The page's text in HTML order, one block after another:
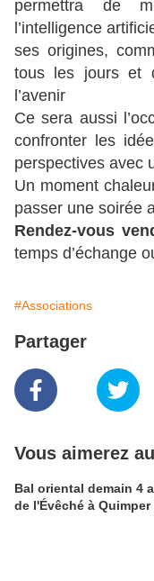
permettra de
l’intelligence
ses origines,
tous les jours et
l’avenir
Ce sera aussi
confronter les
perspectives avec
Un moment
passer une soirée
Rendez-vous
temps d’échange
#Associations
Partager
Vous aimerez
Bal oriental demain 4
de l'Évêché à